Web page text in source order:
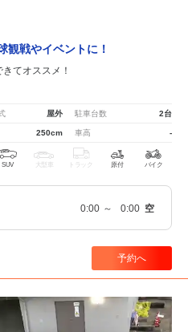
観戦やイベントに！
てオススメ！
屋外 駐車台数 2台
250cm 車高 -
SUV 大型車 トラック 原付 バイク
0:00 ～ 0:00 空
予約へ